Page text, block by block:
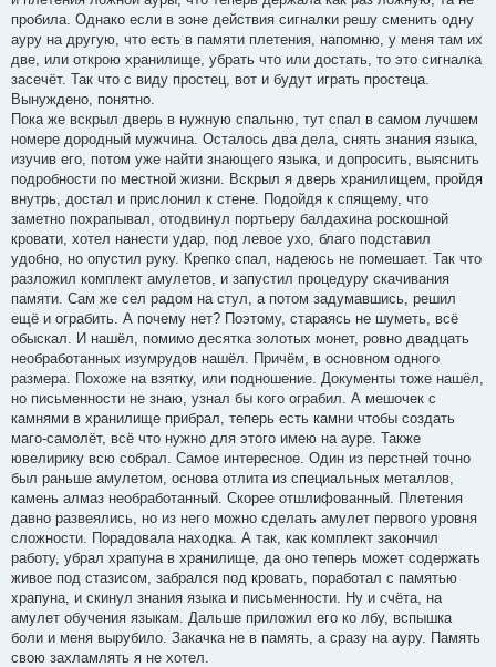
пробила. Однако если в зоне действия сигналки решу сменить одну
ауру на другую, что есть в памяти плетения, напомню, у меня там их
две, или открою хранилище, убрать что или достать, то это сигналка
засечёт. Так что с виду простец, вот и будут играть простеца.
Вынуждено, понятно.
Пока же вскрыл дверь в нужную спальню, тут спал в самом лучшем
номере дородный мужчина. Осталось два дела, снять знания языка,
изучив его, потом уже найти знающего языка, и допросить, выяснить
подробности по местной жизни. Вскрыл я дверь хранилищем, пройдя
внутрь, достал и прислонил к стене. Подойдя к спящему, что
заметно похрапывал, отодвинул портьеру балдахина роскошной
кровати, хотел нанести удар, под левое ухо, благо подставил
удобно, но опустил руку. Крепко спал, надеюсь не помешает. Так что
разложил комплект амулетов, и запустил процедуру скачивания
памяти. Сам же сел радом на стул, а потом задумавшись, решил
ещё и ограбить. А почему нет? Поэтому, стараясь не шуметь, всё
обыскал. И нашёл, помимо десятка золотых монет, ровно двадцать
необработанных изумрудов нашёл. Причём, в основном одного
размера. Похоже на взятку, или подношение. Документы тоже нашёл,
но письменности не знаю, узнал бы кого ограбил. А мешочек с
камнями в хранилище прибрал, теперь есть камни чтобы создать
маго-самолёт, всё что нужно для этого имею на ауре. Также
ювелирику всю собрал. Самое интересное. Один из перстней точно
был раньше амулетом, основа отлита из специальных металлов,
камень алмаз необработанный. Скорее отшлифованный. Плетения
давно развеялись, но из него можно сделать амулет первого уровня
сложности. Порадовала находка. А так, как комплект закончил
работу, убрал храпуна в хранилище, да оно теперь может содержать
живое под стазисом, забрался под кровать, поработал с памятью
храпуна, и скинул знания языка и письменности. Ну и счёта, на
амулет обучения языкам. Дальше приложил его ко лбу, вспышка
боли и меня вырубило. Закачка не в память, а сразу на ауру. Память
свою захламлять я не хотел.